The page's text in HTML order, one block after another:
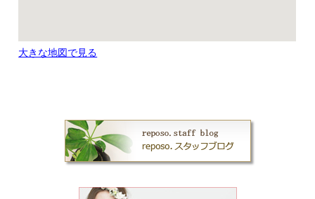
大きな地図で見る